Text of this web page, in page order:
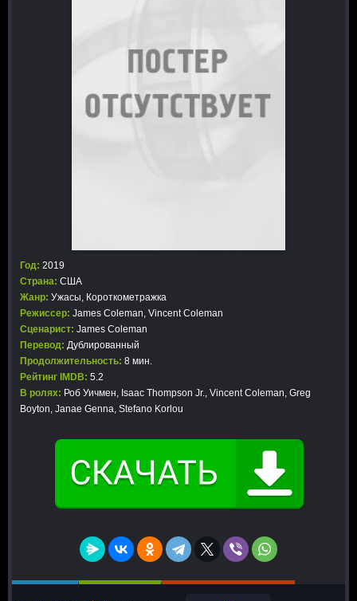
Год: 2019
Страна: США
Жанр: Ужасы, Короткометражка
Режиссер: James Coleman, Vincent Coleman
Сценарист: James Coleman
Перевод: Дублированный
Продолжительность: 8 мин.
Рейтинг IMDB: 5.2
В ролях: Роб Уичмен, Isaac Thompson Jr., Vincent Coleman, Greg
Boyton, Janae Genna, Stefano Korlou